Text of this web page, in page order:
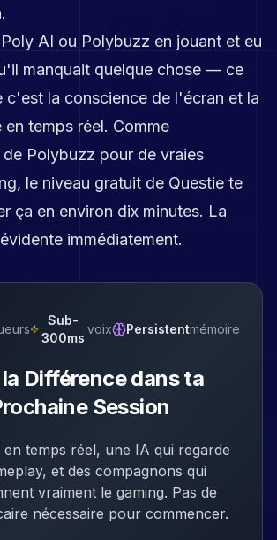
AI ou Polybuzz en jouant et eu
manquait quelque chose — ce
c'est la conscience de l'écran et la
temps réel. Comme
Polybuzz pour de vraies
le niveau gratuit de Questie te
ça en environ dix minutes. La
immédiatement.
Sub-
300ms
voix Persistentmémoire
Différence dans ta
Session
temps réel, une IA qui regarde
et des compagnons qui
vraiment le gaming. Pas de
nécessaire pour commencer.